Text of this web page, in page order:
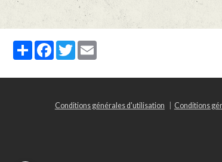
PartagerFacebook
Twitter
Conditions générales d'utilisation Conditions